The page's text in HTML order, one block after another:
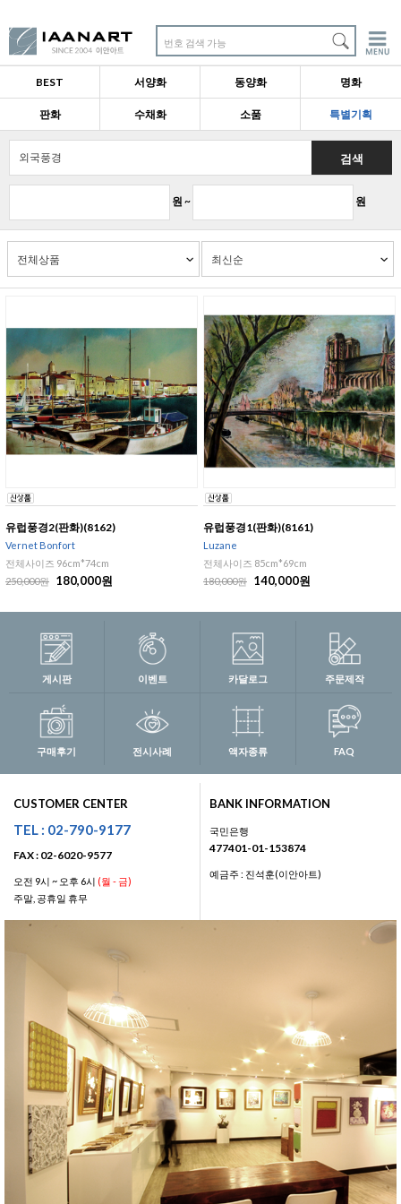
번호 검색 가능
BEST 서양화 동양화 명화
판화 수채화 소품 특별기획
원 ~ 원
검색
유럽풍경2(판화)(8162)
Vernet Bonfort
전체사이즈 96cm*74cm
250,000원
180,000원
유럽풍경1(판화)(8161)
Luzane
전체사이즈 85cm*69cm
180,000원
140,000원
게시판 이벤트 카달로그 주문제작
구매후기 전시사례 액자종류 FAQ
CUSTOMER CENTER
TEL : 02-790-9177
FAX : 02-6020-9577
오전 9시 ~ 오후 6시 (월 - 금)
주말, 공휴일 휴무
BANK INFORMATION
국민은행
477401-01-153874
예금주 : 진석훈(이안아트)